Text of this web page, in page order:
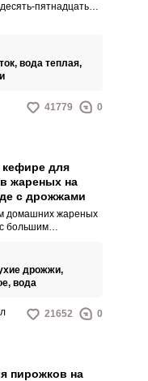
пятнадцать
вода теплая,
41779 0
кефире для
жареных на
с дрожжами
домашних жареных
большим
теста,
на кефире с
и ваши близкие
дрожжи,
вода
21652 0
пирожков на